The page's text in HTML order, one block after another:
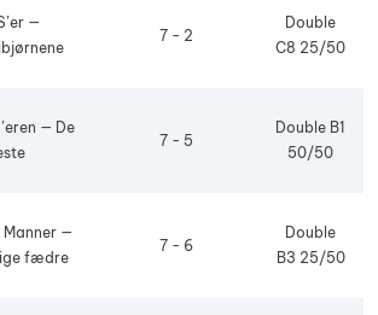
—
7 - 2
Double
C8 25/50
— De
7 - 5
Double B1
50/50
Manner —
fædre
7 - 6
Double
B3 25/50